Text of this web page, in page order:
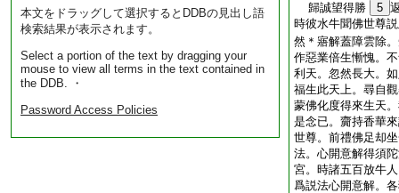
本文をドラッグして選択するとDDBの見出し語
検索結果が表示されます。
Select a portion of the text by dragging your
mouse to view all terms in the text contained in
the DDB. ・
Password Access Policies
歸誠望得勝
5
時彼水牛聞佛世尊
然＊寤解蓋障雲除
作惡業倍生慚愧。
利天。忽然長大。
福生此天上。尋自
蒙佛化度得來生天
是念已。齎持香華
世尊。前禮佛足却
法。心開意解得須
宮。時諸五百放牛
爲説法心開意解。